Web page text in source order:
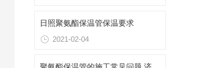
日照聚氨酯保温管保温要求
2021-02-04